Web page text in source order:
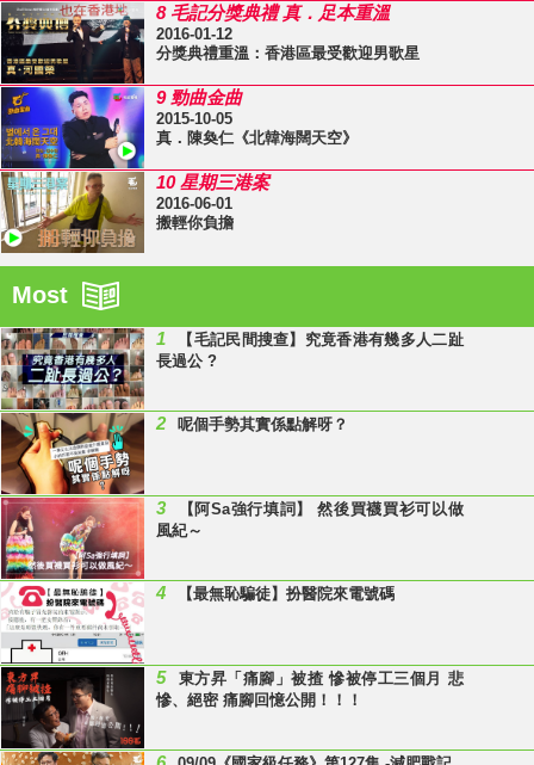
8 毛記分獎典禮 真．足本重溫
2016-01-12
分獎典禮重溫：香港區最受歡迎男歌星
9 勁曲金曲
2015-10-05
真．陳奐仁《北韓海闊天空》
10 星期三港案
2016-06-01
搬輕你負擔
Most
1
【毛記民間搜查】究竟香港有幾多人二趾
長過公 ?
2 呢個手勢其實係點解呀？
3
【阿Sa強行填詞】 然後買襪買衫可以做
風紀～
4 【最無恥騙徒】扮醫院來電號碼
5
東方昇「痛腳」被揸 慘被停工三個月 悲
慘、絕密 痛腳回憶公開！！！